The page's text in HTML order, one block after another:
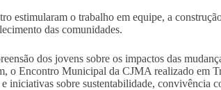
estimularam o trabalho em equipe, a
das comunidades.
dos jovens sobre os impactos das
o Encontro Municipal da CJMA realizado em
iniciativas sobre sustentabilidade, convivência